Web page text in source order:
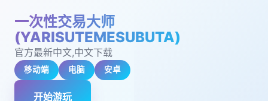
一次性交易大师
(YARISUTEMESUBUTA)
官方最新中文,中文下载
移动端 电脑 安卓
开始游玩